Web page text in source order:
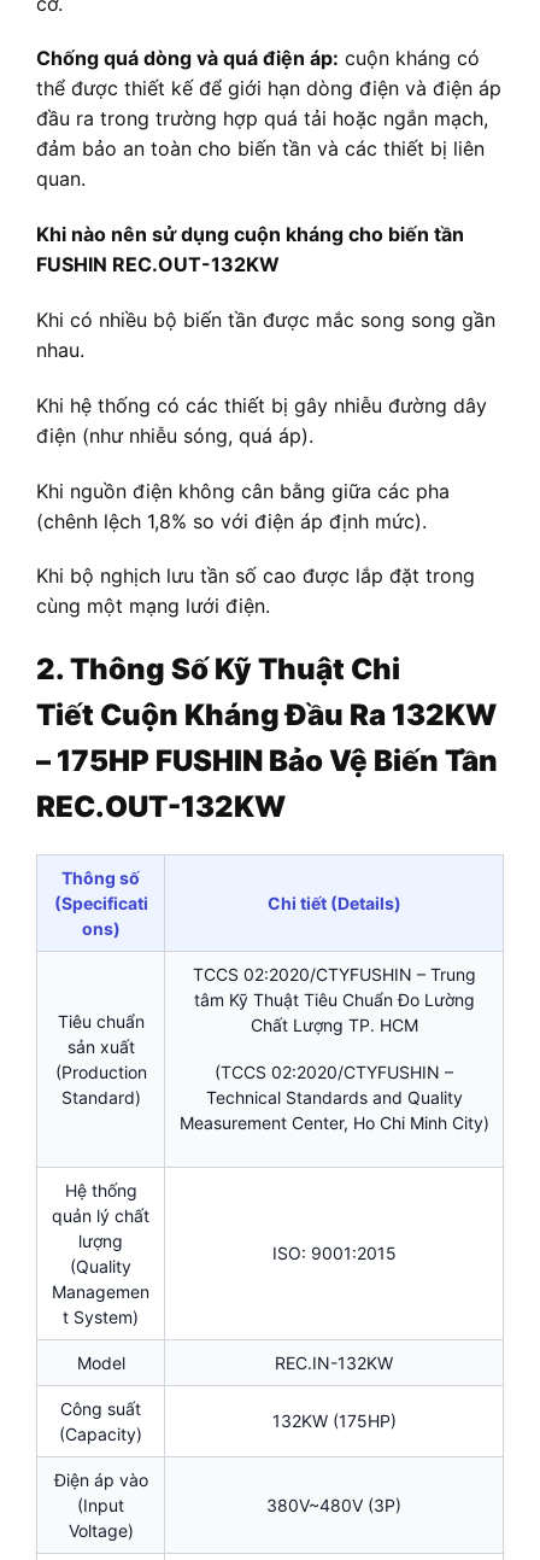
Chống quá dòng và quá điện áp: cuộn kháng có
thể được thiết kế để giới hạn dòng điện và điện áp
đầu ra trong trường hợp quá tải hoặc ngắn mạch,
đảm bảo an toàn cho biến tần và các thiết bị liên
quan.
Khi nào nên sử dụng cuộn kháng cho biến tần
FUSHIN REC.OUT-132KW
Khi có nhiều bộ biến tần được mắc song song gần
nhau.
Khi hệ thống có các thiết bị gây nhiễu đường dây
điện (như nhiễu sóng, quá áp).
Khi nguồn điện không cân bằng giữa các pha
(chênh lệch 1,8% so với điện áp định mức).
Khi bộ nghịch lưu tần số cao được lắp đặt trong
cùng một mạng lưới điện.
2. Thông Số Kỹ Thuật Chi
Tiết Cuộn Kháng Đầu Ra 132KW
– 175HP FUSHIN Bảo Vệ Biến Tần
REC.OUT-132KW
Thông số
(Specificati
ons)
Chi tiết (Details)
Tiêu chuẩn
sản xuất
(Production
Standard)
TCCS 02:2020/CTYFUSHIN – Trung
tâm Kỹ Thuật Tiêu Chuẩn Đo Lường
Chất Lượng TP. HCM
(TCCS 02:2020/CTYFUSHIN –
Technical Standards and Quality
Measurement Center, Ho Chi Minh City)
Hệ thống
quản lý chất
lượng
(Quality
Managemen
t System)
ISO: 9001:2015
Model REC.IN-132KW
Công suất
(Capacity)
132KW (175HP)
Điện áp vào
(Input
Voltage)
380V~480V (3P)